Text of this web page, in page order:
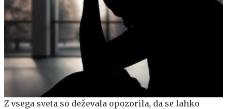
Z vsega sveta so deževala opozorila, da se lahko